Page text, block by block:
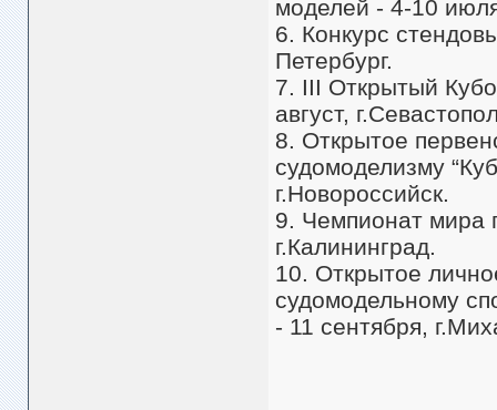
моделей - 4-10
6. Конкурс
Петербург.
7. III Открытый
август,
8. Открытое
судомоделизму
г.Новороссийск.
9. Чемпионат мира
г.Калининград.
10. Открытое
судомодельному
- 11 сентября,